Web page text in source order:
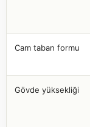
Cam taban formu
Gövde yüksekliği